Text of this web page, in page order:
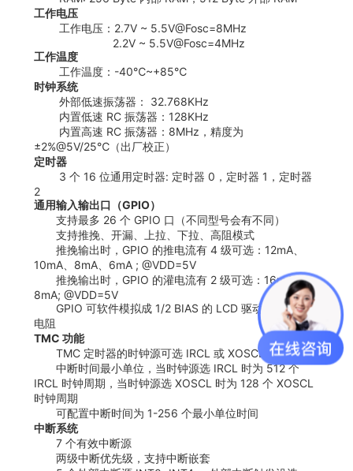
工作电压
工作电压：2.7V ~ 5.5V@Fosc=8MHz
2.2V ~ 5.5V@Fosc=4MHz
工作温度
工作温度：-40℃~+85℃
时钟系统
外部低速振荡器： 32.768KHz
内置低速 RC 振荡器：128KHz
内置高速 RC 振荡器：8MHz，精度为
±2%@5V/25℃（出厂校正）
定时器
3 个 16 位通用定时器: 定时器 0，定时器 1，定时器
2
通用输入输出口（GPIO）
支持最多 26 个 GPIO 口（不同型号会有不同）
支持推挽、开漏、上拉、下拉、高阻模式
推挽输出时，GPIO 的推电流有 4 级可选：12mA、
10mA、8mA、6mA ; @VDD=5V
推挽输出时，GPIO 的灌电流有 2 级可选：16mA、
8mA; @VDD=5V
GPIO 可软件模拟成 1/2 BIAS 的 LCD 驱动，不需外接
电阻
TMC 功能
TMC 定时器的时钟源可选 IRCL 或 XOSCL
中断时间最小单位，当时钟源选 IRCL 时为 512 个
IRCL 时钟周期，当时钟源选 XOSCL 时为 128 个 XOSCL
时钟周期
可配置中断时间为 1-256 个最小单位时间
中断系统
7 个有效中断源
两级中断优先级，支持中断嵌套